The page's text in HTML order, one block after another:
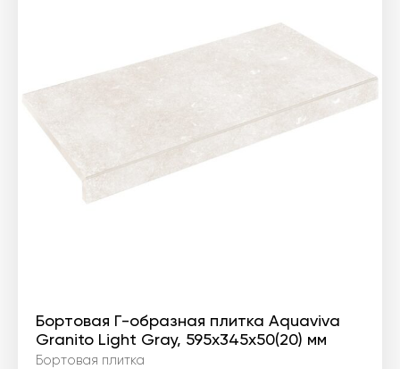
Бортовая Г-образная плитка Aquaviva
Granito Light Gray, 595x345x50(20) мм
Бортовая плитка